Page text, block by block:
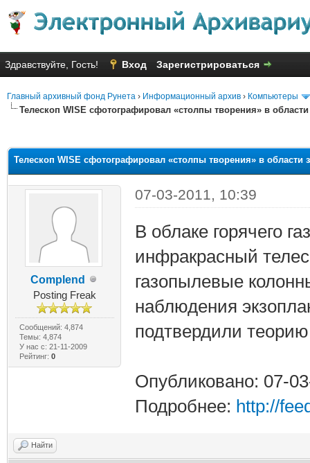
Здравствуйте, Гость! Вход Зарегистрироваться
Главный архивный фонд Рунета › Информационный архив › Компьютеры
Телескоп WISE сфотографировал «столпы творения» в
Телескоп WISE сфотографировал «столпы творения» в области
Complend
Posting Freak
Сообщений: 4,874
Темы: 4,874
У нас с: 21-11-2009
Рейтинг: 0
07-03-2011, 10:39
В облаке горячего
инфракрасный
газопылевые
наблюдения
подтвердили теорию
Опубликовано: 07-
Подробнее: http://
Найти